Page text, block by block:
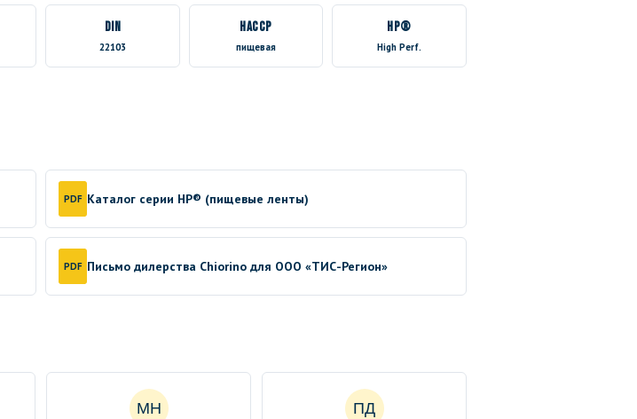
DIN
22103
HACCP
пищевая
HP®
High Perf.
PDF Каталог серии HP® (пищевые ленты)
PDF Письмо дилерства Chiorino для ООО «ТИС-Регион»
МН ПД